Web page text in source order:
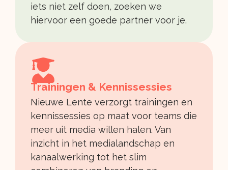
iets niet zelf doen, zoeken we
hiervoor een goede partner voor je.
Trainingen & Kennissessies
Nieuwe Lente verzorgt trainingen en
kennissessies op maat voor teams die
meer uit media willen halen. Van
inzicht in het medialandschap en
kanaalwerking tot het slim